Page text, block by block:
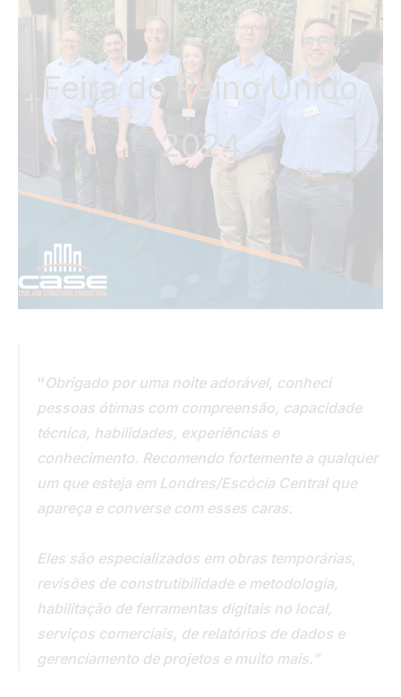
Feira do Reino Unido
2024
“Obrigado por uma noite adorável, conheci
pessoas ótimas com compreensão, capacidade
técnica, habilidades, experiências e
conhecimento. Recomendo fortemente a qualquer
um que esteja em Londres/Escócia Central que
apareça e converse com esses caras.
Eles são especializados em obras temporárias,
revisões de construtibilidade e metodologia,
habilitação de ferramentas digitais no local,
serviços comerciais, de relatórios de dados e
gerenciamento de projetos e muito mais.”